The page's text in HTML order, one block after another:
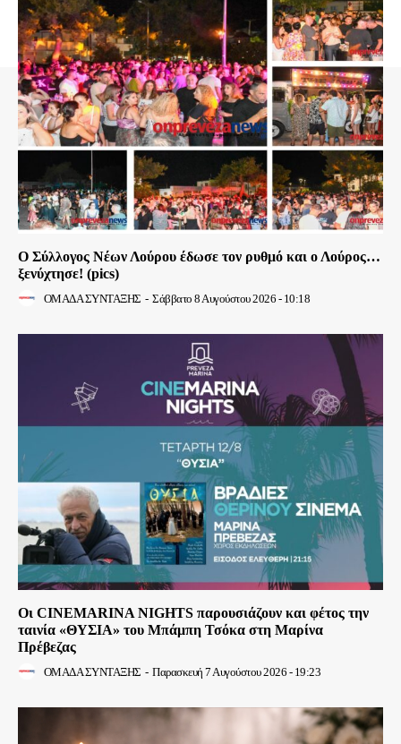
Ο Σύλλογος Νέων Λούρου έδωσε τον ρυθμό και ο Λούρος…
ξενύχτησε! (pics)
ΟΜΑΔΑ ΣΥΝΤΑΞΗΣ - Σάββατο 8 Αυγούστου 2026 - 10:18
Οι CINEMARINA NIGHTS παρουσιάζουν και φέτος την
ταινία «ΘΥΣΙΑ» του Μπάμπη Τσόκα στη Μαρίνα
Πρέβεζας
ΟΜΑΔΑ ΣΥΝΤΑΞΗΣ - Παρασκευή 7 Αυγούστου 2026 - 19:23